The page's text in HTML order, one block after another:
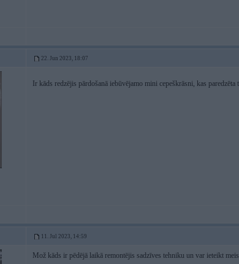
22. Jun 2023, 18:07
Ir kāds redzējis pārdošanā iebūvējamo mini cepeškrāsni, kas
11. Jul 2023, 14:59
Mož kāds ir pēdējā laikā remontējis sadzīves tehniku un var ieteikt